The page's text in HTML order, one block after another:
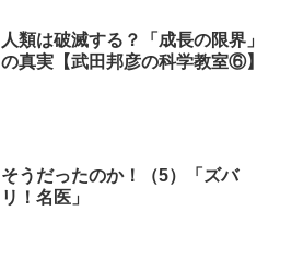
人類は破滅する？「成長の限界」
の真実【武田邦彦の科学教室⑥】
そうだったのか！（5）「ズバ
リ！名医」